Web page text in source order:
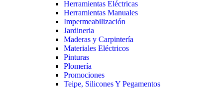
Herramientas Eléctricas
Herramientas Manuales
Impermeabilización
Jardineria
Maderas y Carpintería
Materiales Eléctricos
Pinturas
Plomería
Promociones
Teipe, Silicones Y Pegamentos